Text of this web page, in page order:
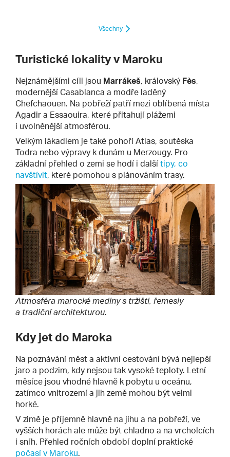
Všechny
Turistické lokality v Maroku
Nejznámějšími cíli jsou Marrákeš, královský Fès,
modernější Casablanca a modře laděný
Chefchaouen. Na pobřeží patří mezi oblíbená místa
Agadir a Essaouira, které přitahují plážemi
i uvolněnější atmosférou.
Velkým lákadlem je také pohoří Atlas, soutěska
Todra nebo výpravy k dunám u Merzougy. Pro
základní přehled o zemi se hodí i další tipy, co
navštívit, které pomohou s plánováním trasy.
Atmosféra marocké mediny s tržišti, řemesly
a tradiční architekturou.
Kdy jet do Maroka
Na poznávání měst a aktivní cestování bývá nejlepší
jaro a podzim, kdy nejsou tak vysoké teploty. Letní
měsíce jsou vhodné hlavně k pobytu u oceánu,
zatímco vnitrozemí a jih země mohou být velmi
horké.
V zimě je příjemně hlavně na jihu a na pobřeží, ve
vyšších horách ale může být chladno a na vrcholcích
i sníh. Přehled ročních období doplní praktické
počasí v Maroku.